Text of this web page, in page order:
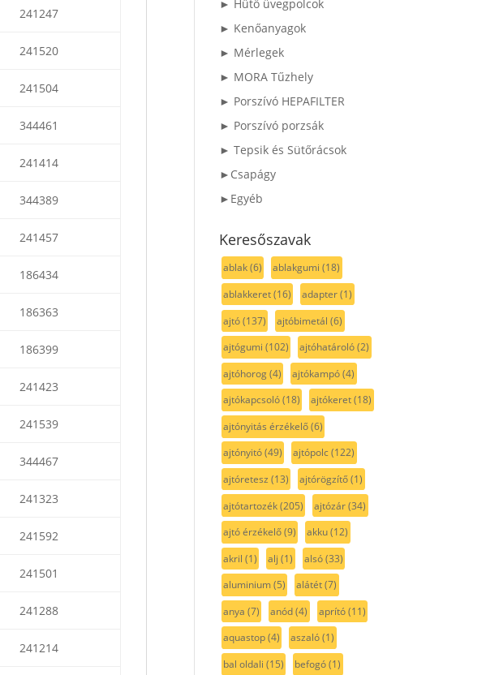
241247
241520
241504
344461
241414
344389
241457
186434
186363
186399
241423
241539
344467
241323
241592
241501
241288
241214
► Hűtő üvegpolcok
► Kenőanyagok
► Mérlegek
► MORA Tűzhely
► Porszívó HEPAFILTER
► Porszívó porzsák
► Tepsik és Sütőrácsok
►Csapágy
►Egyéb
Keresőszavak
ablak(6) ablakgumi (18)
ablakkeret(16) adapter(1)
ajtó(137) ajtóbimetál (6)
ajtógumi (102) ajtóhatároló(2)
ajtóhorog(4) ajtókampó(4)
ajtókapcsoló(18) ajtókeret(18)
ajtónyitás érzékelő(6)
ajtónyitó(49) ajtópolc(122)
ajtóretesz (13) ajtórögzítő(1)
ajtótartozék(205) ajtózár(34)
ajtó érzékelő(9) akku(12)
akril (1) alj (1) alsó(33)
aluminium(5) alátét(7)
anya (7) anód(4) aprító(11)
aquastop(4) aszaló(1)
bal oldali (15) befogó(1)